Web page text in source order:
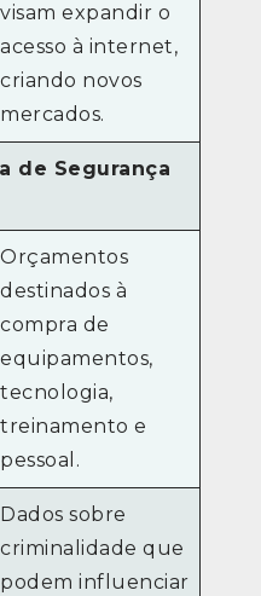
visam expandir o
acesso à internet,
criando novos
mercados.
de Segurança
Orçamentos
destinados à
compra de
equipamentos,
tecnologia,
treinamento e
pessoal.
Dados sobre
criminalidade que
podem influenciar